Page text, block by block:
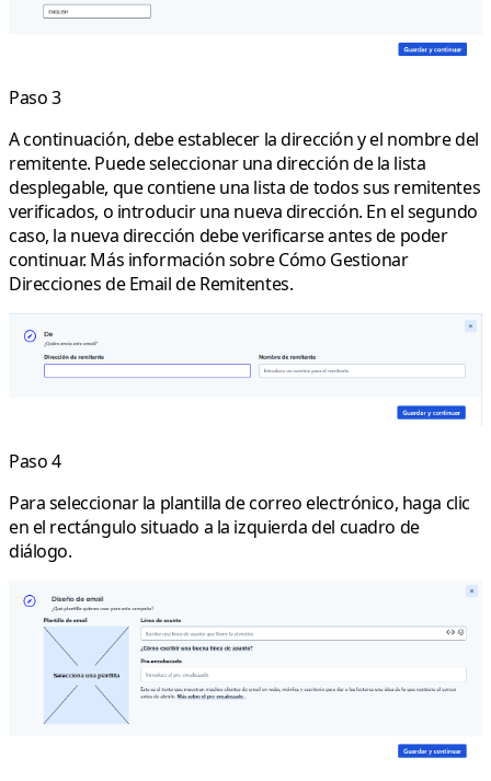
Paso 3
A continuación, debe establecer la dirección y el nombre del
remitente. Puede seleccionar una dirección de la lista
desplegable, que contiene una lista de todos sus remitentes
verificados, o introducir una nueva dirección. En el segundo
caso, la nueva dirección debe verificarse antes de poder
continuar. Más información sobre Cómo Gestionar
Direcciones de Email de Remitentes.
Paso 4
Para seleccionar la plantilla de correo electrónico, haga clic
en el rectángulo situado a la izquierda del cuadro de
diálogo.